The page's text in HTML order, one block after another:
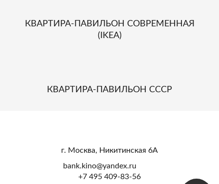
КВАРТИРА-ПАВИЛЬОН СОВРЕМЕННАЯ
(IKEA)
КВАРТИРА-ПАВИЛЬОН СССР
г. Москва, Никитинская 6А
bank.kino@yandex.ru
+7 495 409-83-56